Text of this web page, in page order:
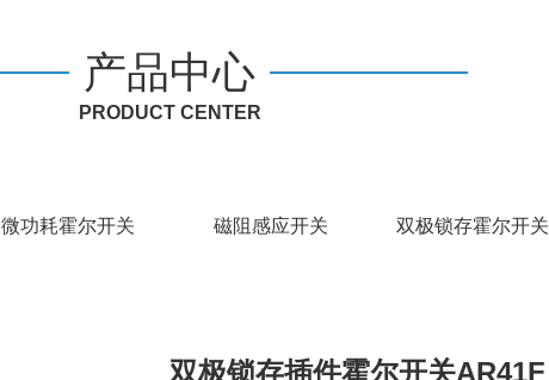
产品中心
PRODUCT CENTER
微功耗霍尔开关 磁阻感应开关 双极锁存霍尔开关
双极锁存插件霍尔开关AR41F